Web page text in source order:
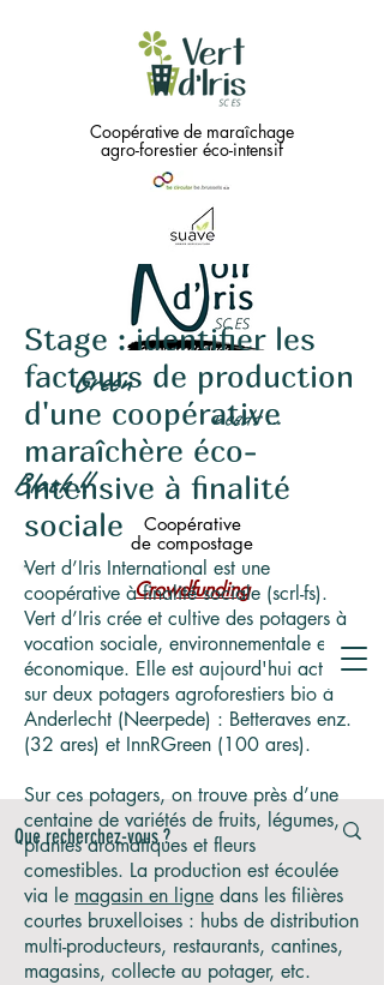
Coopérative de maraîchage
agro-forestier éco-intensif
Green
needs...
Black !!
Coopérative
de compostage
Crowdfunding
Stage : identifier les
facteurs de production
d'une coopérative
maraîchère éco-
intensive à finalité
sociale
Vert d’Iris International est une
coopérative à finalité sociale (scrl-fs).
Vert d’Iris crée et cultive des potagers à
vocation sociale, environnementale et
économique. Elle est aujourd'hui active
sur deux potagers agroforestiers bio à
Anderlecht (Neerpede) : Betteraves enz.
(32 ares) et InnRGreen (100 ares).
Sur ces potagers, on trouve près d’une
centaine de variétés de fruits, légumes,
plantes aromatiques et fleurs
comestibles. La production est écoulée
via le magasin en ligne dans les filières
courtes bruxelloises : hubs de distribution
multi-producteurs, restaurants, cantines,
magasins, collecte au potager, etc.